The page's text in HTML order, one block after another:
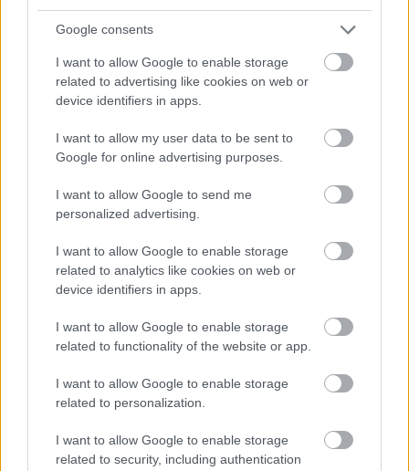
Google consents
I want to allow Google to enable storage
related to advertising like cookies on web or
device identifiers in apps.
I want to allow my user data to be sent to
Google for online advertising purposes.
I want to allow Google to send me
personalized advertising.
I want to allow Google to enable storage
related to analytics like cookies on web or
device identifiers in apps.
I want to allow Google to enable storage
related to functionality of the website or app.
I want to allow Google to enable storage
related to personalization.
I want to allow Google to enable storage
related to security, including authentication
építészke•2020. január 28.
Lehet Schobert Norbit szeretni, nem szeretni, a
kijelentéseivel egyet érteni, azokat tagadni, az elmúlt
évtizedekben elért eredményeit elismerni, azoknak
semmisnek tekinteni, stb. Nem célunk - ezzel a